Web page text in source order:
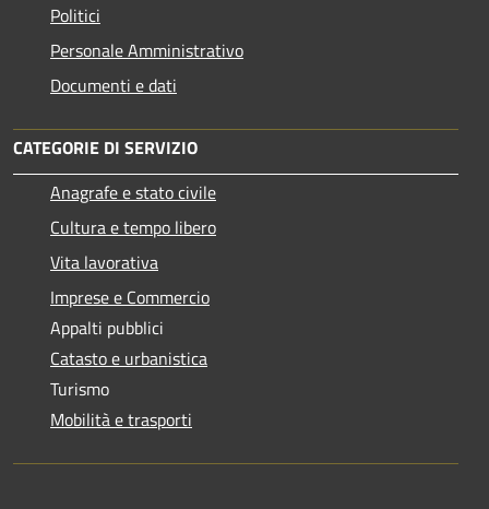
Politici
Personale Amministrativo
Documenti e dati
CATEGORIE DI SERVIZIO
Anagrafe e stato civile
Cultura e tempo libero
Vita lavorativa
Imprese e Commercio
Appalti pubblici
Catasto e urbanistica
Turismo
Mobilità e trasporti